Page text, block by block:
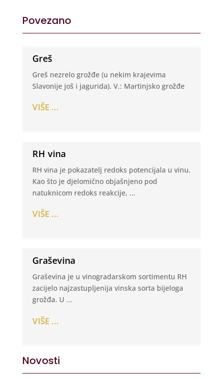
Povezano
Greš
Greš nezrelo grožđe (u nekim krajevima
Slavonije još i jagurida). V.: Martinjsko grožđe
VIŠE ...
RH vina
RH vina je pokazatelj redoks potencijala u vinu.
Kao što je djelomično objašnjeno pod
natuknicom redoks reakcije, ...
VIŠE ...
Graševina
Graševina je u vinogradarskom sortimentu RH
zacijelo najzastupljenija vinska sorta bijeloga
grožđa. U ...
VIŠE ...
Novosti